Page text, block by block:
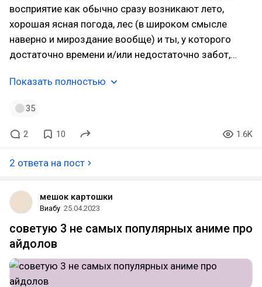
восприятие как обычно сразу возникают лето,
хорошая ясная погода, лес (в широком смысле
наверно и мироздание вообще) и ты, у которого
достаточно времени и/или недостаточно забот,…
Показать полностью
35
2 10 1.6K
2 ответа на пост
мешок картошки
Виабу 25.04.2023
советую 3 не самых популярных аниме про
айдолов